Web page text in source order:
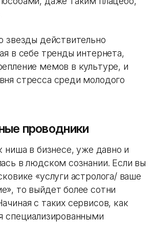
звезды действительно
в себе тренды интернета,
мемов в культуре, и
стресса среди молодого
проводники
ниша в бизнесе, уже давно и
в людском сознании. Если вы
«услуги астролога/ ваше
то выйдет более сотни
с таких сервисов, как
специализированными